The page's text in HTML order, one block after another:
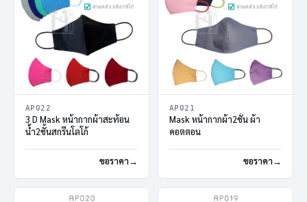
AP022
3 D Mask หน้ากากผ้าสะท้อน
น้ำ2ชั้นสกรีนโลโก้
ขอราคา
AP021
Mask หน้ากากผ้า2ชั้น ผ้า
คอตตอน
ขอราคา